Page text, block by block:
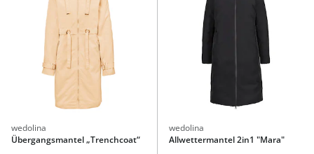
wedolina
Übergangsmantel „Trenchcoat“
wedolina
Allwettermantel 2in1 "Mara"